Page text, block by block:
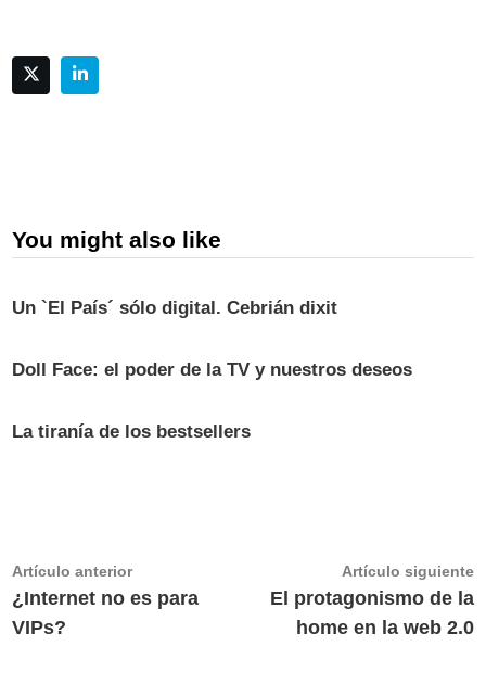
You might also like
Un `El País´ sólo digital. Cebrián dixit
Doll Face: el poder de la TV y nuestros deseos
La tiranía de los bestsellers
Navegación
de
entradas
Artículo anteriorArtículo
anterior:
¿Internet no es para
VIPs?
Artículo siguiente
El protagonismo de la
home en la web 2.0